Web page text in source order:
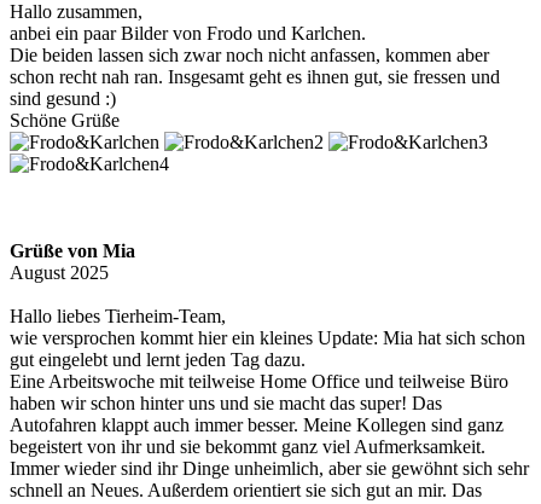
Hallo zusammen,
anbei ein paar Bilder von Frodo und Karlchen.
Die beiden lassen sich zwar noch nicht anfassen, kommen aber
schon recht nah ran. Insgesamt geht es ihnen gut, sie fressen und
sind gesund :)
Schöne Grüße
Grüße von Mia
August 2025
Hallo liebes Tierheim-Team,
wie versprochen kommt hier ein kleines Update: Mia hat sich schon
gut eingelebt und lernt jeden Tag dazu.
Eine Arbeitswoche mit teilweise Home Office und teilweise Büro
haben wir schon hinter uns und sie macht das super! Das
Autofahren klappt auch immer besser. Meine Kollegen sind ganz
begeistert von ihr und sie bekommt ganz viel Aufmerksamkeit.
Immer wieder sind ihr Dinge unheimlich, aber sie gewöhnt sich sehr
schnell an Neues. Außerdem orientiert sie sich gut an mir. Das